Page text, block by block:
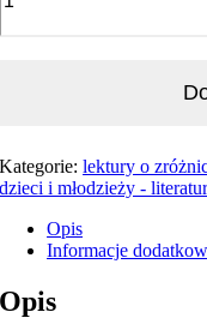
Kategorie:lektury o
dzieci i młodzieży -
Opis
Informacje
Opis